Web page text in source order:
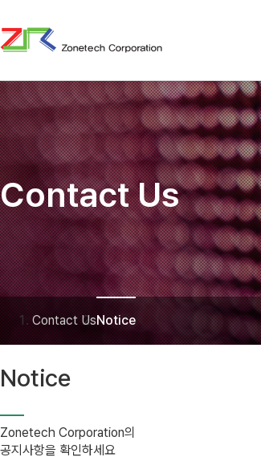
Contact Us
Contact UsNotice
Notice
Zonetech Corporation의
공지사항을 확인하세요